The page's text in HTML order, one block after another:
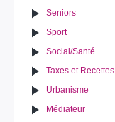
Seniors
Sport
Social/Santé
Taxes et Recettes
Urbanisme
Médiateur